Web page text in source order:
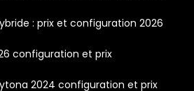
: prix et configuration 2026
configuration et prix
2024 configuration et prix